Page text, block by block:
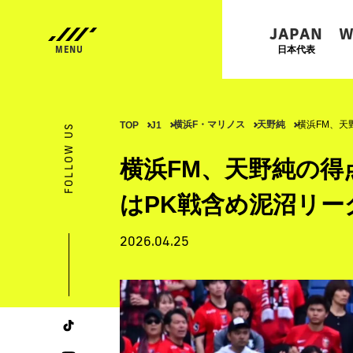
JAPAN
日本代表
FOLLOW US TOP J1 横浜F・マリノス 天野純 横浜FM、天
横浜FM、天野純の
はPK戦含め泥沼リー
2026.04.25